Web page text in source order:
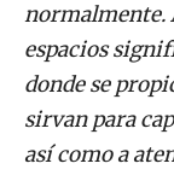
normalmente.
espacios
donde se
sirvan para
así como a